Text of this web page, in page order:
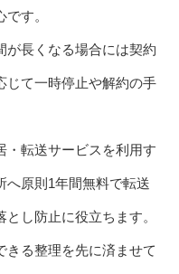
す。
が長くなる場合には契約
じて一時停止や解約の手
・転送サービスを利用す
へ原則1年間無料で転送
し防止に役立ちます。
きる整理を先に済ませて